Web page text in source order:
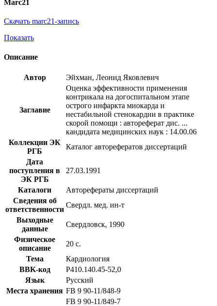
Marc21
Скачать marc21-запись
Показать
Описание
Автор Эйхман, Леонид Яковлевич
Заглавие
Оценка эффективности применения
контрикала на догоспитальном этапе
острого инфаркта миокарда и
нестабильной стенокардии в практике
скорой помощи : автореферат дис. ...
кандидата медицинских наук : 14.00.06
Коллекции ЭК
РГБ
Каталог авторефератов диссертаций
Дата
поступления в
ЭК РГБ
27.03.1991
Каталоги
Авторефераты диссертаций
Сведения об
ответственности
Свердл. мед. ин-т
Выходные
данные
Свердловск, 1990
Физическое
описание
20 с.
Тема
Кардиология
BBK-код
Р410.140.45-52,0
Язык
Русский
Места хранения FB 9 90-11/848-9
FB 9 90-11/849-7